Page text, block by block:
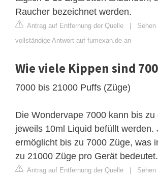
Raucher bezeichnet werden.
Antrag auf Entfernung der Quelle |
vollständige Antwort auf fumexan.de an
Wie viele Kippen sind
7000 bis 21000 Puffs (Züge)
Die Wondervape 7000 kann bis zu
jeweils 10ml Liquid befüllt werden.
ermöglicht bis zu 7000 Züge, was
zu 21000 Züge pro Gerät bedeutet.
Antrag auf Entfernung der Quelle |